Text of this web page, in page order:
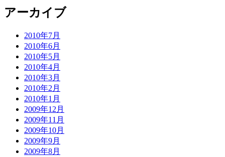
アーカイブ
2010年7月
2010年6月
2010年5月
2010年4月
2010年3月
2010年2月
2010年1月
2009年12月
2009年11月
2009年10月
2009年9月
2009年8月